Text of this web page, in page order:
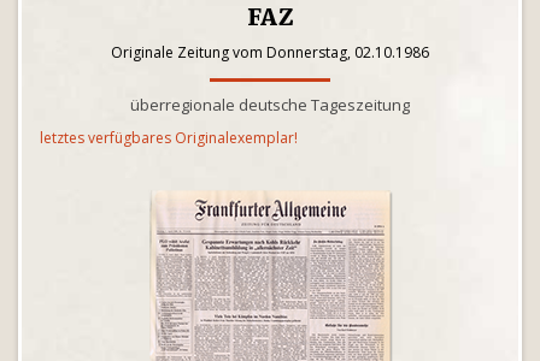
FAZ
Originale Zeitung vom Donnerstag, 02.10.1986
überregionale deutsche Tageszeitung
letztes verfügbares Originalexemplar!